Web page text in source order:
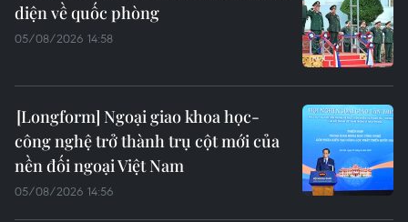
diện về quốc phòng
05/08/2026 14:58
Ngoại giao khoa học-
công nghệ trở thành trụ cột mới của
nền đối ngoại Việt Nam
05/08/2026 14:56